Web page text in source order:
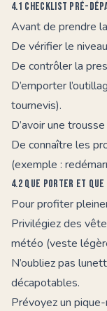
4.1 Checklist pré-
Avant de prendre
De vérifier le
De contrôler la
D’emporter
tournevis).
D’avoir une
De connaître les
(exemple :
4.2 Que porter et
Pour profiter
Privilégiez des
météo (veste
N’oubliez pas
décapotables.
Prévoyez un